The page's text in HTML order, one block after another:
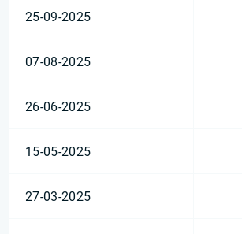
25-09-2025
07-08-2025
26-06-2025
15-05-2025
27-03-2025